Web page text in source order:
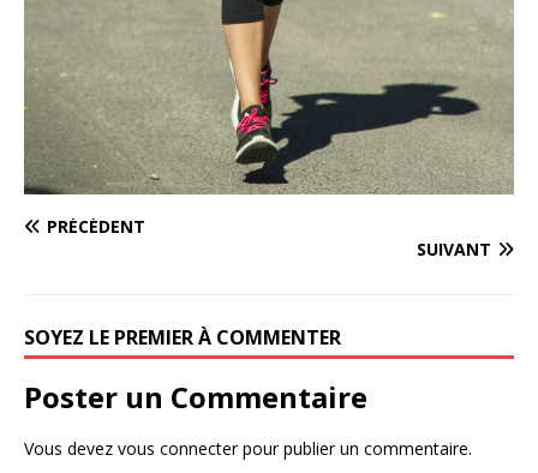
PRÉCÉDENT
SUIVANT
SOYEZ LE PREMIER À COMMENTER
Poster un Commentaire
Vous devez vous connecterpour publier un commentaire.